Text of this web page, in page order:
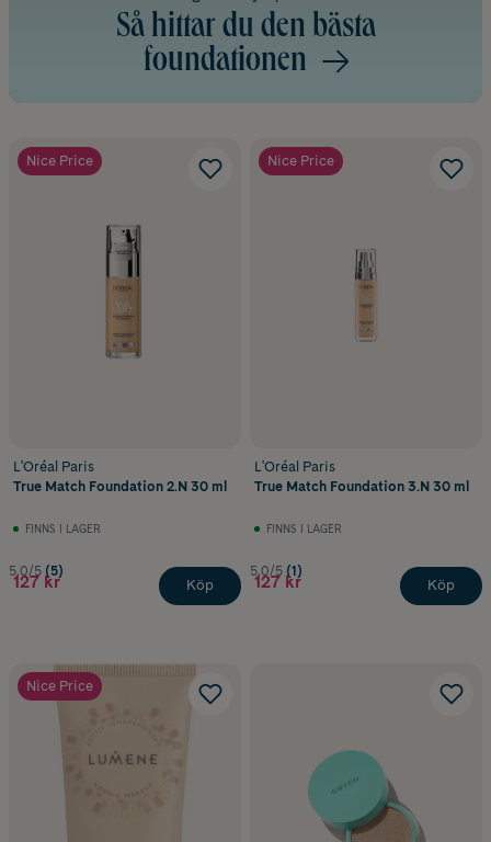
Så hittar du den bästa
foundationen
Nice Price
L'Oréal Paris
True Match Foundation 2.N 30 ml
FINNS I LAGER
5.0/5 (5)
127 kr Köp
Nice Price
L'Oréal Paris
True Match Foundation 3.N 30 ml
FINNS I LAGER
5.0/5 (1)
127 kr Köp
Nice Price